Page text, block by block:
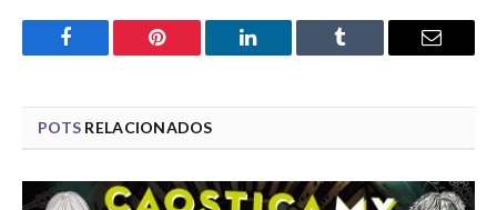
Facebook Pinterest LinkedIn Tumblr Email
POTS RELACIONADOS